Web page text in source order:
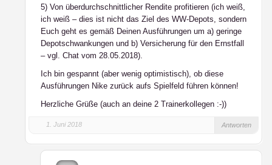
5) Von überdurchschnittlicher Rendite profitieren (ich weiß,
ich weiß – dies ist nicht das Ziel des WW-Depots, sondern
Euch geht es gemäß Deinen Ausführungen um a) geringe
Depotschwankungen und b) Versicherung für den Ernstfall
– vgl. Chat vom 28.05.2018).
Ich bin gespannt (aber wenig optimistisch), ob diese
Ausführungen Nike zurück aufs Spielfeld führen können!
Herzliche Grüße (auch an deine 2 Trainerkollegen :-))
1. Juni 2018 Antworten